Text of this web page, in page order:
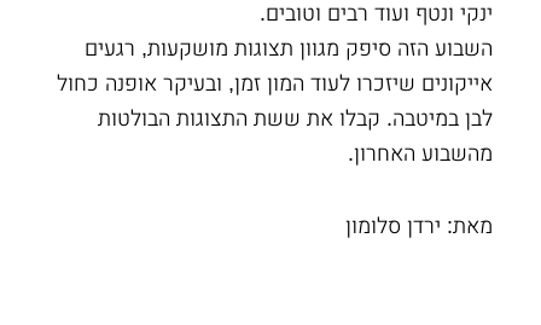
ינקי ונטף ועוד רבים וטובים.
השבוע הזה סיפק מגוון תצוגות מושקעות, רגעים
אייקונים שיזכרו לעוד המון זמן, ובעיקר אופנה כחול
לבן במיטבה. קבלו את ששת התצוגות הבולטות
מהשבוע האחרון.
מאת: ירדן סלומון